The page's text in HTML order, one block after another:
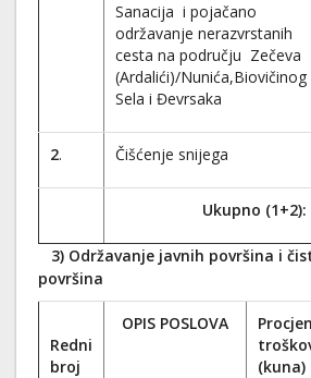
Sanacija i pojačano
održavanje nerazvrstanih
cesta na području Zečeva
(Ardalići)/Nunića,Biovičinog
Sela i Đevrsaka
2. Čišćenje snijega
Ukupno (1+2):
3) Održavanje javnih površina i
površina
Redni
broj
OPIS POSLOVA
(kuna)